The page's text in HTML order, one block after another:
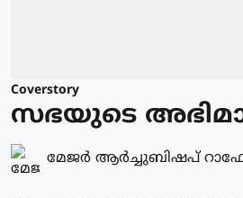
Coverstory
സഭയുടെ
മേജർ ആർച്ചുബിഷപ്